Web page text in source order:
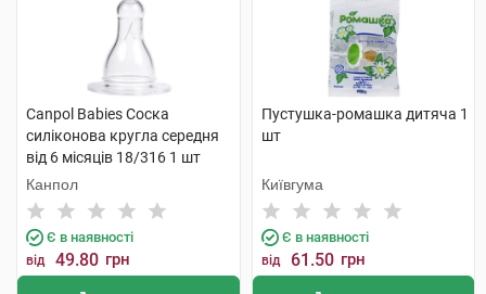
Canpol Babies Соска
силіконова кругла середня
від 6 місяців 18/316 1 шт
Канпол
Є в наявності
від 49.80 грн
Пустушка-ромашка дитяча 1
шт
Київгума
Є в наявності
від 61.50 грн